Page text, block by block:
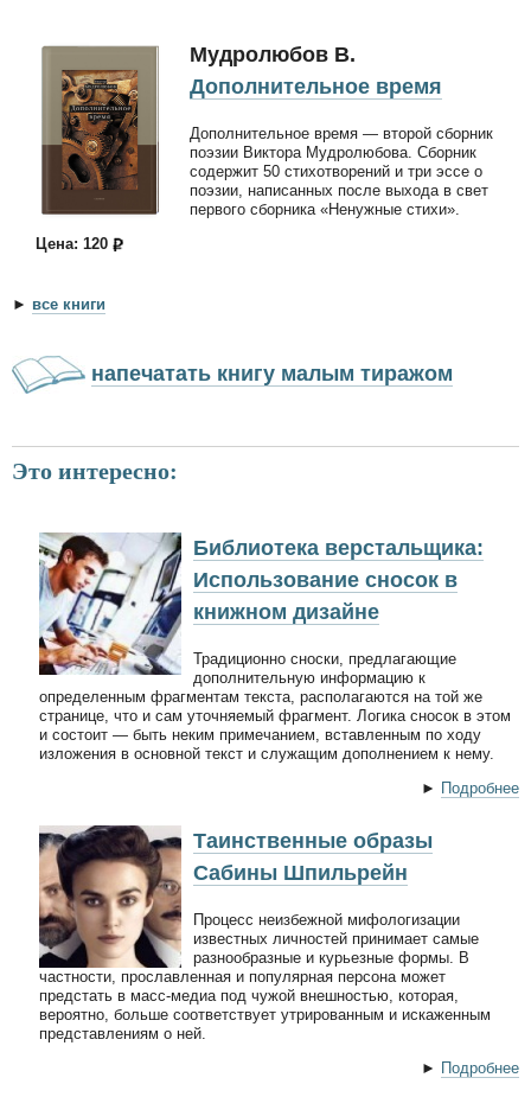
Мудролюбов В.
Дополнительное время
Дополнительное время — второй сборник
поэзии Виктора Мудролюбова. Сборник
содержит 50 стихотворений и три эссе о
поэзии, написанных после выхода в свет
первого сборника «Ненужные стихи».
Цена: 120
► все книги
напечатать книгу малым тиражом
Это интересно:
Библиотека верстальщика:
Использование сносок в
книжном дизайне
Традиционно сноски, предлагающие
дополнительную информацию к
определенным фрагментам текста, располагаются на той же
странице, что и сам уточняемый фрагмент. Логика сносок в этом
и состоит — быть неким примечанием, вставленным по ходу
изложения в основной текст и служащим дополнением к нему.
► Подробнее
Таинственные образы
Сабины Шпильрейн
Процесс неизбежной мифологизации
известных личностей принимает самые
разнообразные и курьезные формы. В
частности, прославленная и популярная персона может
предстать в масс-медиа под чужой внешностью, которая,
вероятно, больше соответствует утрированным и искаженным
представлениям о ней.
► Подробнее